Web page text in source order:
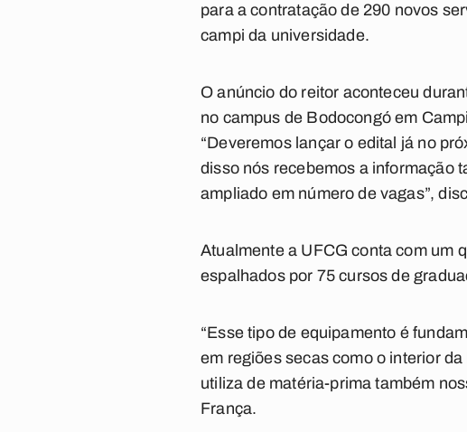
para a contratação de 290 novos
campi da universidade.
O anúncio do reitor aconteceu
no campus de Bodocongó em
“Deveremos lançar o edital já no
disso nós recebemos a informação
ampliado em número de vagas”,
Atualmente a UFCG conta com um
espalhados por 75 cursos de
“Esse tipo de equipamento é
em regiões secas como o interior
utiliza de matéria-prima também
França.